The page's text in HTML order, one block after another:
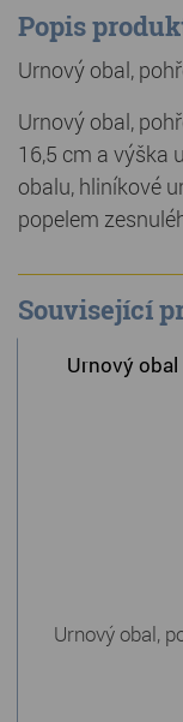
Popis
Urnový obal,
Urnový obal,
16,5 cm a výška
obalu, hliníkové
popelem
Související
Urnový
Urnový obal,